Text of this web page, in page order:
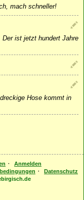
mach schneller!
Der ist jetzt hundert Jahre
Hose kommt in
·
Anmelden
·
Datenschutz